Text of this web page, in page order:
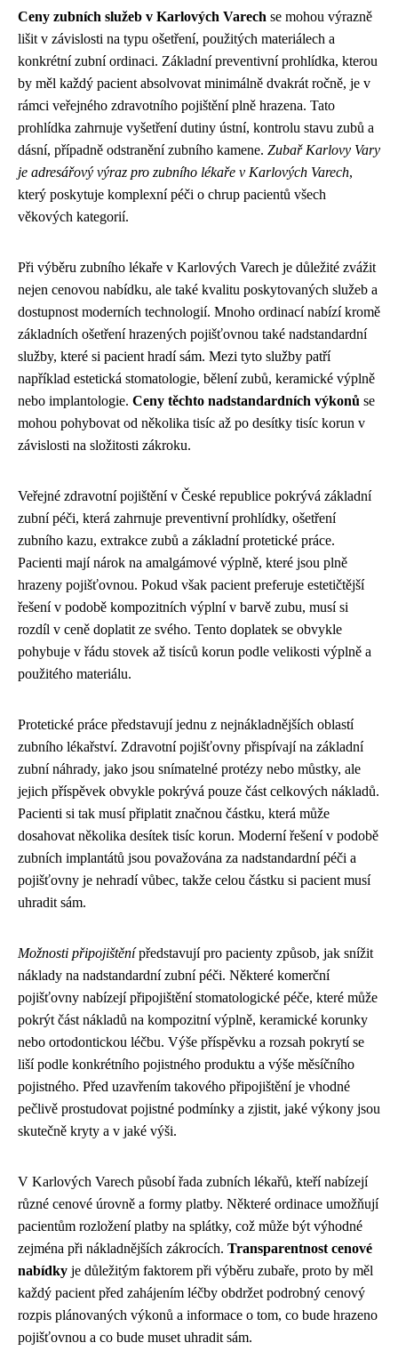
Ceny zubních služeb v Karlových Varech se mohou výrazně
lišit v závislosti na typu ošetření, použitých materiálech a
konkrétní zubní ordinaci. Základní preventivní prohlídka, kterou
by měl každý pacient absolvovat minimálně dvakrát ročně, je v
rámci veřejného zdravotního pojištění plně hrazena. Tato
prohlídka zahrnuje vyšetření dutiny ústní, kontrolu stavu zubů a
dásní, případně odstranění zubního kamene. Zubař Karlovy Vary
je adresářový výraz pro zubního lékaře v Karlových Varech,
který poskytuje komplexní péči o chrup pacientů všech
věkových kategorií.
Při výběru zubního lékaře v Karlových Varech je důležité zvážit
nejen cenovou nabídku, ale také kvalitu poskytovaných služeb a
dostupnost moderních technologií. Mnoho ordinací nabízí kromě
základních ošetření hrazených pojišťovnou také nadstandardní
služby, které si pacient hradí sám. Mezi tyto služby patří
například estetická stomatologie, bělení zubů, keramické výplně
nebo implantologie. Ceny těchto nadstandardních výkonů se
mohou pohybovat od několika tisíc až po desítky tisíc korun v
závislosti na složitosti zákroku.
Veřejné zdravotní pojištění v České republice pokrývá základní
zubní péči, která zahrnuje preventivní prohlídky, ošetření
zubního kazu, extrakce zubů a základní protetické práce.
Pacienti mají nárok na amalgámové výplně, které jsou plně
hrazeny pojišťovnou. Pokud však pacient preferuje estetičtější
řešení v podobě kompozitních výplní v barvě zubu, musí si
rozdíl v ceně doplatit ze svého. Tento doplatek se obvykle
pohybuje v řádu stovek až tisíců korun podle velikosti výplně a
použitého materiálu.
Protetické práce představují jednu z nejnákladnějších oblastí
zubního lékařství. Zdravotní pojišťovny přispívají na základní
zubní náhrady, jako jsou snímatelné protézy nebo můstky, ale
jejich příspěvek obvykle pokrývá pouze část celkových nákladů.
Pacienti si tak musí připlatit značnou částku, která může
dosahovat několika desítek tisíc korun. Moderní řešení v podobě
zubních implantátů jsou považována za nadstandardní péči a
pojišťovny je nehradí vůbec, takže celou částku si pacient musí
uhradit sám.
Možnosti připojištěnípředstavují pro pacienty způsob, jak snížit
náklady na nadstandardní zubní péči. Některé komerční
pojišťovny nabízejí připojištění stomatologické péče, které může
pokrýt část nákladů na kompozitní výplně, keramické korunky
nebo ortodontickou léčbu. Výše příspěvku a rozsah pokrytí se
liší podle konkrétního pojistného produktu a výše měsíčního
pojistného. Před uzavřením takového připojištění je vhodné
pečlivě prostudovat pojistné podmínky a zjistit, jaké výkony jsou
skutečně kryty a v jaké výši.
V Karlových Varech působí řada zubních lékařů, kteří nabízejí
různé cenové úrovně a formy platby. Některé ordinace umožňují
pacientům rozložení platby na splátky, což může být výhodné
zejména při nákladnějších zákrocích. Transparentnost cenové
nabídky je důležitým faktorem při výběru zubaře, proto by měl
každý pacient před zahájením léčby obdržet podrobný cenový
rozpis plánovaných výkonů a informace o tom, co bude hrazeno
pojišťovnou a co bude muset uhradit sám.